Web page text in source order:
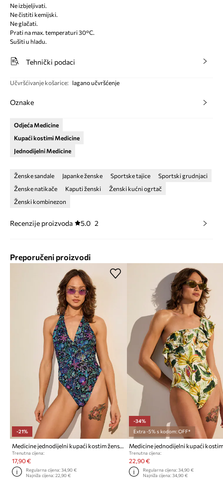
Ne izbjeljivati.
Ne čistiti kemijski.
Ne glačati.
Prati na max. temperaturi 30°C.
Sušiti u hladu.
Tehnički podaci
Učvršćivanje košarice: lagano učvršćenje
Oznake
Odjeća Medicine
Kupaći kostimi Medicine
Jednodijelni Medicine
Ženske sandale Japanke ženske Sportske tajice
Sportski grudnjaci
Ženske natikače
Kaputi ženski
Ženski kućni ogrtač
Ženski kombinezon
Recenzije proizvoda 5.0 2
Preporučeni proizvodi
-21%
Medicine jednodijelni kupaći kostim ženski
Trenutna cijena:
17,90 €
Regularna cijena:34,90 €
Najniža cijena:22,90 €
-34%
Extra -5% s kodom: OFF*
Trenutna cijena:
22,90 €
Regularna cijena: 34,90 €
Najniža cijena: 34,90 €